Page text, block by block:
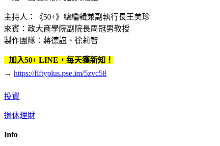
主持人：《50+》總編輯兼副執行長王美珍
來賓：政大商學院副院長周冠男教授
製作團隊：蔣德誼、徐莉智
加入50+ LINE，每天獲新知！
→ https://fiftyplus.pse.im/5zvc58
投資
退休理財
Info